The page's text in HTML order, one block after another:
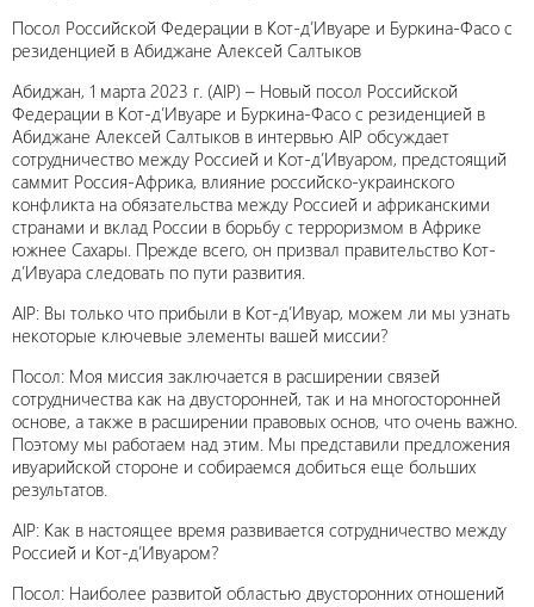
Посол Российской Федерации в Кот-д’Ивуаре и Буркина-Фасо с
резиденцией в Абиджане Алексей Салтыков
Абиджан, 1 марта 2023 г. (AIP) – Новый посол Российской
Федерации в Кот-д’Ивуаре и Буркина-Фасо с резиденцией в
Абиджане Алексей Салтыков в интервью AIP обсуждает
сотрудничество между Россией и Кот-д’Ивуаром, предстоящий
саммит Россия-Африка, влияние российско-украинского
конфликта на обязательства между Россией и африканскими
странами и вклад России в борьбу с терроризмом в Африке
южнее Сахары. Прежде всего, он призвал правительство Кот-
д’Ивуара следовать по пути развития.
AIP: Вы только что прибыли в Кот-д’Ивуар, можем ли мы узнать
некоторые ключевые элементы вашей миссии?
Посол: Моя миссия заключается в расширении связей
сотрудничества как на двусторонней, так и на многосторонней
основе, а также в расширении правовых основ, что очень важно.
Поэтому мы работаем над этим. Мы представили предложения
ивуарийской стороне и собираемся добиться еще больших
результатов.
AIP: Как в настоящее время развивается сотрудничество между
Россией и Кот-д’Ивуаром?
Посол: Наиболее развитой областью двусторонних отношений